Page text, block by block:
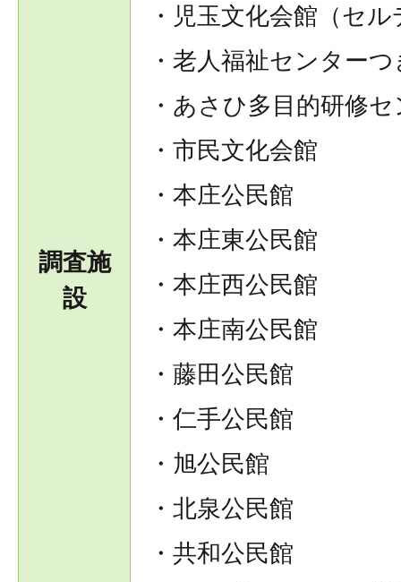
調査施
設
・児玉文化会館（セ
・老人福祉センター
・あさひ多目的研修
・市民文化会館
・本庄公民館
・本庄東公民館
・本庄西公民館
・本庄南公民館
・藤田公民館
・仁手公民館
・旭公民館
・北泉公民館
・共和公民館